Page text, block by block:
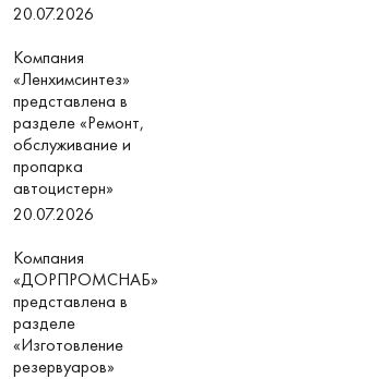
20.07.2026
Компания
«Ленхимсинтез»
представлена в
разделе «Ремонт,
обслуживание и
пропарка
автоцистерн»
20.07.2026
Компания
«ДОРПРОМСНАБ»
представлена в
разделе
«Изготовление
резервуаров»